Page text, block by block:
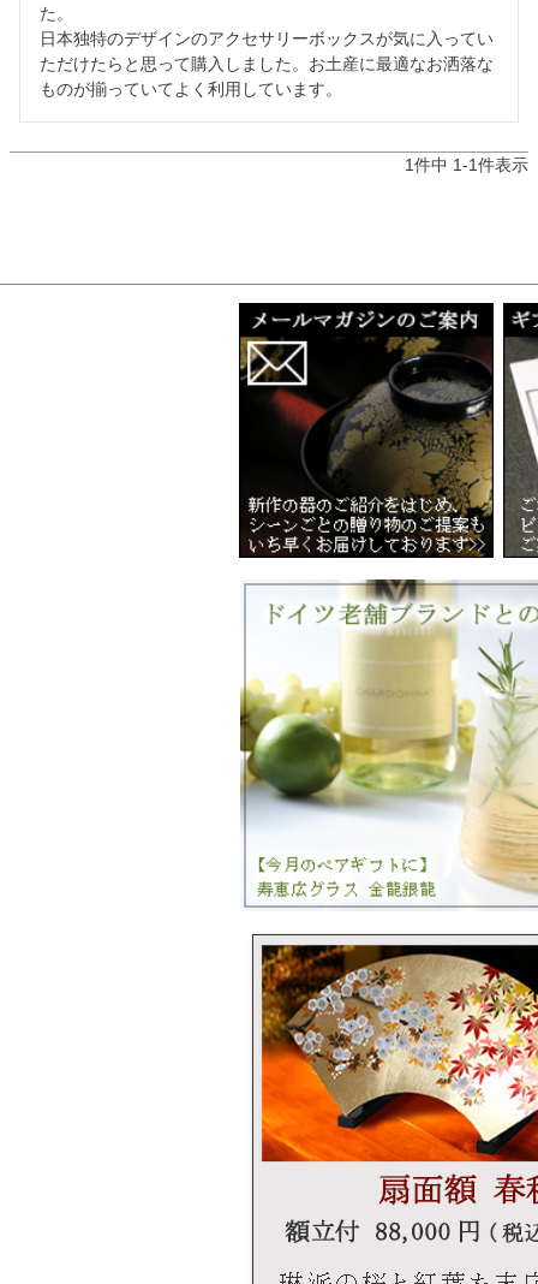
た。
日本独特のデザインのアクセサリーボックスが気に入ってい
ただけたらと思って購入しました。お土産に最適なお洒落な
ものが揃っていてよく利用しています。
1件中 1-1件表示